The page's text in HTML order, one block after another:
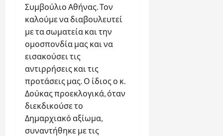
Συμβούλιο Αθήνας. Τον
καλούμε να διαβουλευτεί
με τα σωματεία και την
ομοσπονδία μας και να
εισακούσει τις
αντιρρήσεις και τις
προτάσεις μας. Ο ίδιος ο κ.
Δούκας προεκλογικά, όταν
διεκδικούσε το
Δημαρχιακό αξίωμα,
συναντήθηκε με τις